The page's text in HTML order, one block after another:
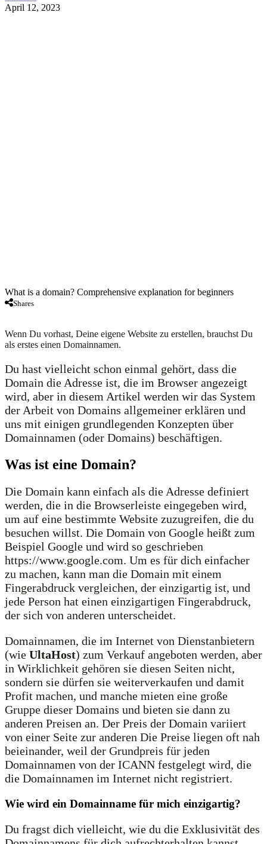
April 12, 2023
What is a domain? Comprehensive explanation for beginners
Shares
Wenn Du vorhast, Deine eigene Website zu erstellen, brauchst Du
als erstes einen Domainnamen.
Du hast vielleicht schon einmal gehört, dass die
Domain die Adresse ist, die im Browser angezeigt
wird, aber in diesem Artikel werden wir das System
der Arbeit von Domains allgemeiner erklären und
uns mit einigen grundlegenden Konzepten über
Domainnamen (oder Domains) beschäftigen.
Was ist eine Domain?
Die Domain kann einfach als die Adresse definiert
werden, die in die Browserleiste eingegeben wird,
um auf eine bestimmte Website zuzugreifen, die du
besuchen willst. Die Domain von Google heißt zum
Beispiel Google und wird so geschrieben
https://www.google.com. Um es für dich einfacher
zu machen, kann man die Domain mit einem
Fingerabdruck vergleichen, der einzigartig ist, und
jede Person hat einen einzigartigen Fingerabdruck,
der sich von anderen unterscheidet.
Domainnamen, die im Internet von Dienstanbietern
(wie UltaHost) zum Verkauf angeboten werden, aber
in Wirklichkeit gehören sie diesen Seiten nicht,
sondern sie dürfen sie weiterverkaufen und damit
Profit machen, und manche mieten eine große
Gruppe dieser Domains und bieten sie dann zu
anderen Preisen an. Der Preis der Domain variiert
von einer Seite zur anderen Die Preise liegen oft nah
beieinander, weil der Grundpreis für jeden
Domainnamen von der ICANN festgelegt wird, die
die Domainnamen im Internet nicht registriert.
Wie wird ein Domainname für mich einzigartig?
Du fragst dich vielleicht, wie du die Exklusivität des